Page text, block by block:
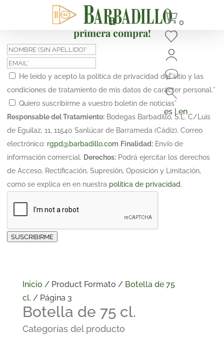
¡Suscríbete y obtén un 10% de descuento en tu
primera compra!
He leído y acepto la política de privacidad del sitio y las
condiciones de tratamiento de mis datos de carácter personal.*
Quiero suscribirme a vuestro boletín de noticias*
Responsable del Tratamiento: Bodegas Barbadillo, S.L. C/Luis
de Eguilaz, 11, 11540 Sanlúcar de Barrameda (Cádiz). Correo
electrónico: rgpd@barbadillo.com Finalidad: Envío de
información comercial. Derechos: Podrá ejercitar los derechos
de Acceso, Rectificación, Supresión, Oposición y Limitación,
como se explica en en nuestra política de privacidad.
SUSCRIBIRME
0
es |en
Inicio / Product Formato / Botella de 75
cl./ Página 3
Botella de 75 cl.
Categorías del producto